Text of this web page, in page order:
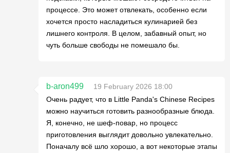
процессе. Это может отвлекать, особенно если
хочется просто насладиться кулинарией без
лишнего контроля. В целом, забавный опыт, но
чуть больше свободы не помешало бы.
b-aron499
19 February 2026 18:00
Очень радует, что в Little Panda's Chinese Recipes
можно научиться готовить разнообразные блюда.
Я, конечно, не шеф-повар, но процесс
приготовления выглядит довольно увлекательно.
Поначалу всё шло хорошо, а вот некоторые этапы